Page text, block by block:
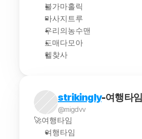
불가마홀릭
마사지트루
우리의농수맨
도매다모아
헬찾사
strikingly-여행타임
@migdvv
🚀여행타임
여행타임